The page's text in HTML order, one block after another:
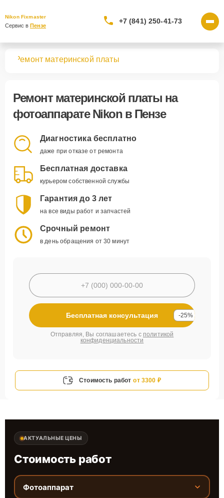
Nikon Fixmaster
Сервис в Пензе
+7 (841) 250-41-73
Ремонт материнской платы
Ремонт материнской платы на
фотоаппарате Nikon в Пензе
Диагностика бесплатно
даже при отказе от ремонта
Бесплатная доставка
курьером собственной службы
Гарантия до 3 лет
на все виды работ и запчастей
Срочный ремонт
в день обращения от 30 минут
Бесплатная консультация -25%
Отправляя, Вы соглашаетесь с политикой
конфиденциальности
Стоимость работ от 3300 ₽
АКТУАЛЬНЫЕ ЦЕНЫ
Стоимость работ
Фотоаппарат